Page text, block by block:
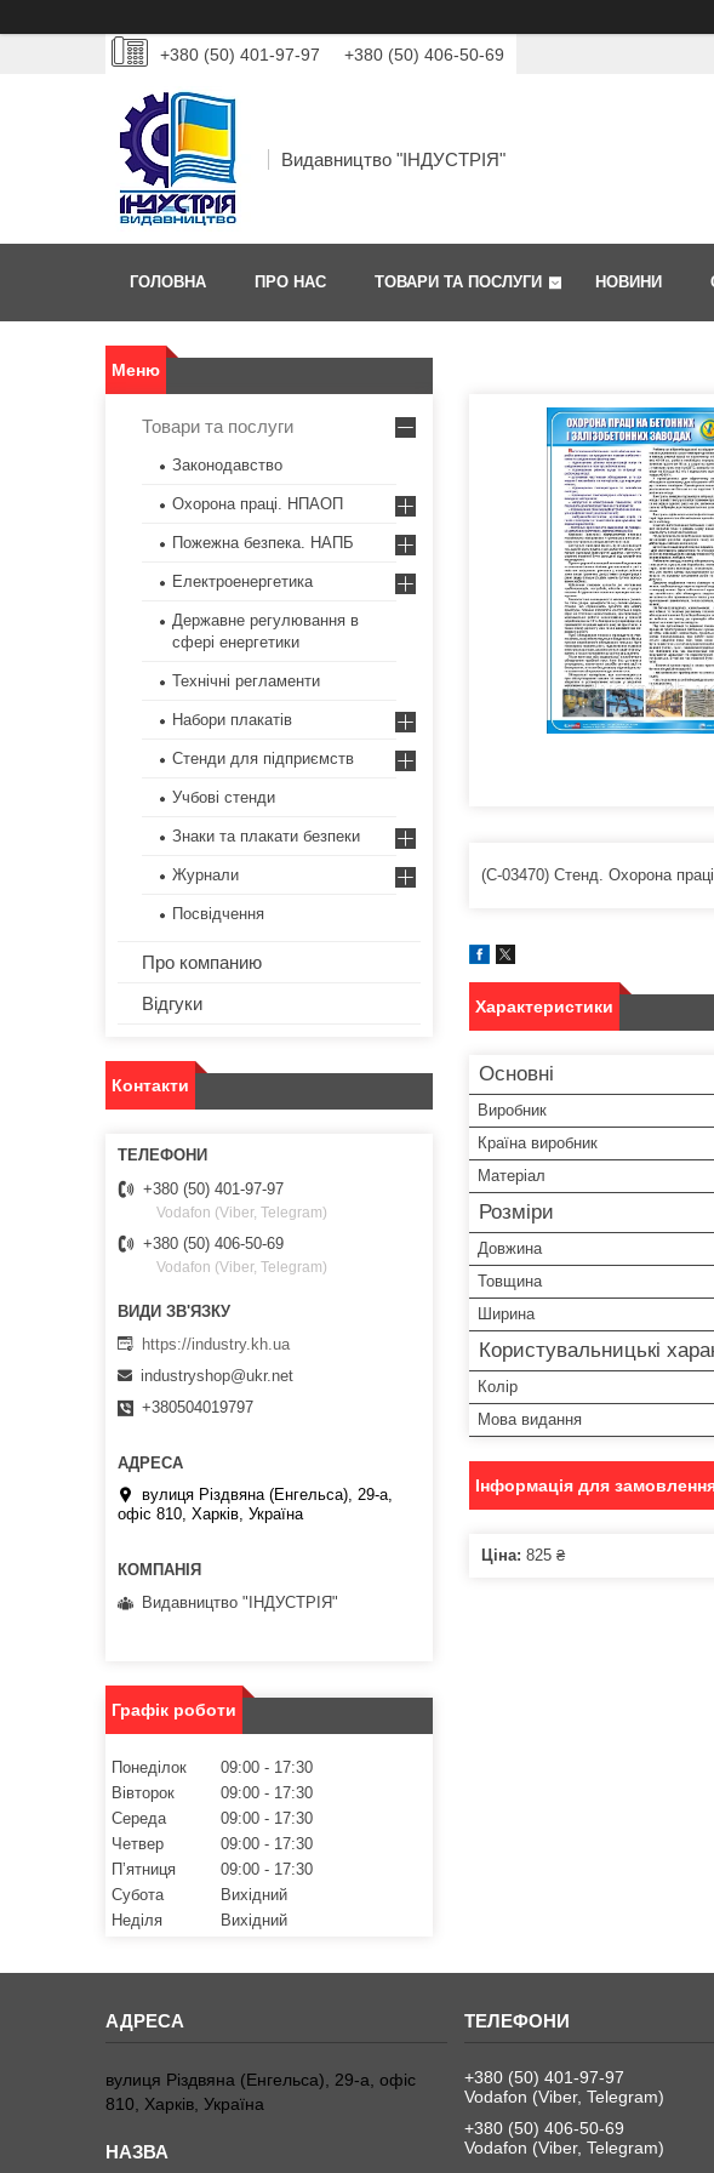
+380 (50) 401-97-97 +380 (50) 406-50-69
Видавництво "ІНДУСТРІЯ"
ГОЛОВНА ПРО НАС ТОВАРИ ТА ПОСЛУГИ НОВИНИ
(С-03470) Стенд. Охорона
Характеристики
Основні
Виробник
Країна виробник
Матеріал
Розміри
Довжина
Товщина
Ширина
Користувальницькі
Колір
Мова видання
Інформація для
Ціна: 825 ₴
Товари та послуги
Законодавство
Охорона праці. НПАОП
Пожежна безпека. НАПБ
Електроенергетика
Державне регулювання в
сфері енергетики
Технічні регламенти
Набори плакатів
Стенди для підприємств
Учбові стенди
Знаки та плакати безпеки
Журнали
Посвідчення
Про компанию
Відгуки
Контакти
+380 (50) 401-97-97
Vodafon (Viber, Telegram)
+380 (50) 406-50-69
Vodafon (Viber, Telegram)
https://industry.kh.ua
industryshop@ukr.net
+380504019797
вулиця Різдвяна (Енгельса), 29-а,
офіс 810, Харків, Україна
Видавництво "ІНДУСТРІЯ"
Графік роботи
Понеділок 09:00
17:30
Вівторок
09:00
17:30
Середа
09:00
17:30
Четвер
09:00
17:30
Пʼятниця
09:00
17:30
Субота
Вихідний
Неділя
Вихідний
вулиця Різдвяна (Енгельса), 29-а, офіс
810, Харків, Україна
+380 (50) 401-97-97
Vodafon (Viber, Telegram)
+380 (50) 406-50-69
Vodafon (Viber, Telegram)